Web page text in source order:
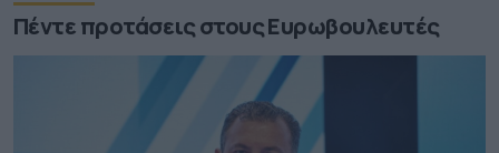
Πέντε προτάσεις στους Ευρωβουλευτές